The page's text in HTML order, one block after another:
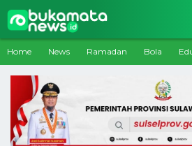
Home News Ramadan Bola